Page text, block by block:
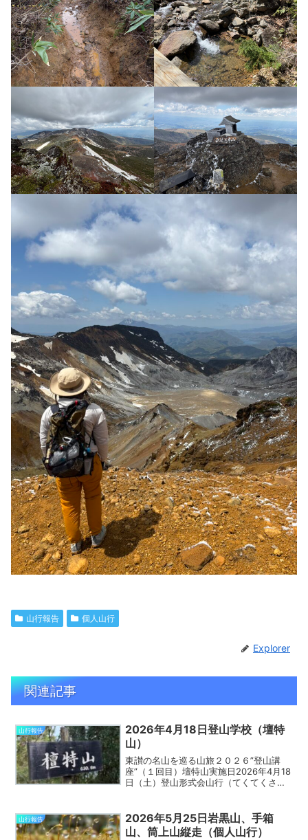
山行報告 個人山行
Explorer
関連記事
山行報告
2026年4月18日登山学校（壇特
山）
東讃の名山を巡る山旅２０２６”登山講
座”（１回目）壇特山実施日2026年4月18
日（土）登山形式会山行（てくてくさぬ
（うち2名受講者） ＋ 13名（外部受講
者）＋ ...
山行報告
2026年5月25日岩黒山、手箱
山、筒上山縦走（個人山行）